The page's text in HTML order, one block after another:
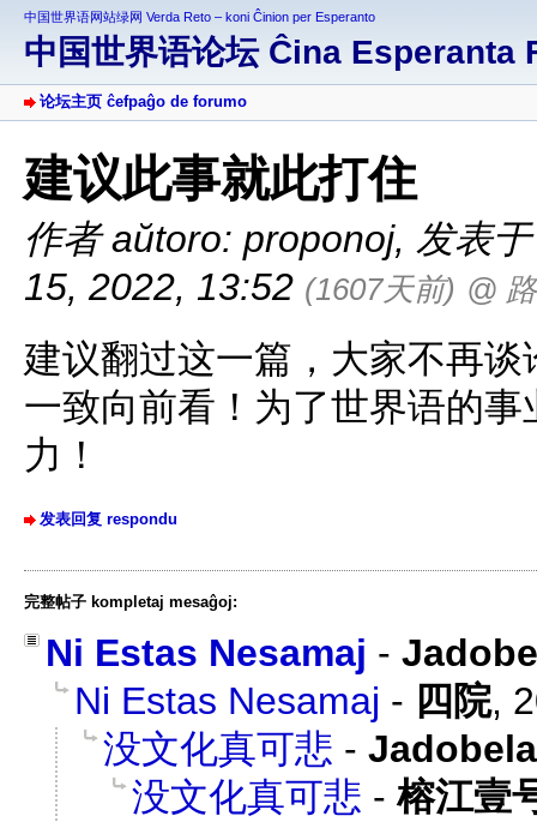
中国世界语网站绿网 Verda Reto – koni Ĉinion per Esperanto
中国世界语论坛 Ĉina Esperanta
论坛主页 ĉefpaĝo de forumo
建议此事就此打住
作者 aŭtoro: proponoj, 发表
15, 2022, 13:52 (1607天前) @
建议翻过这一篇，大家不再谈
一致向前看！为了世界语的
力！
发表回复 respondu
完整帖子 kompletaj mesaĝoj:
Ni Estas Nesamaj -
Ni Estas Nesamaj - 四院,
没文化真可悲 -
没文化真可悲 -榕江壹